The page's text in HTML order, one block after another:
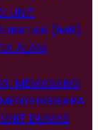
UNIT
(IMR),
ALAM,
MEMASANG,
DUMAS